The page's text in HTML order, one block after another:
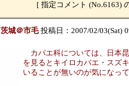
[ 指定コメント (No.6163)
茨城＠市毛 投稿日：2007/02/03(Sat)
カバエ科については、日本
を見るとキイロカバエ・スズ
いることが無いのが気になって